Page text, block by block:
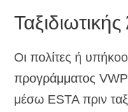
Οι πολίτες ή
προγράμματος
μέσω ESTA πριν